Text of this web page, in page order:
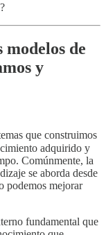
modelos de
y
que construimos
adquirido y
Comúnmente, la
se aborda desde
podemos mejorar
fundamental que